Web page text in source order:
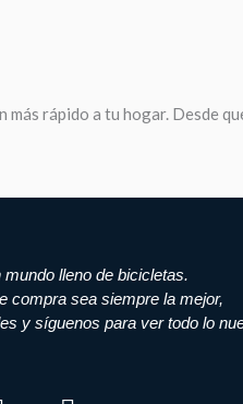
rápido a tu hogar. Desde
lleno de bicicletas.
compra sea siempre la mejor,
y síguenos para ver todo lo